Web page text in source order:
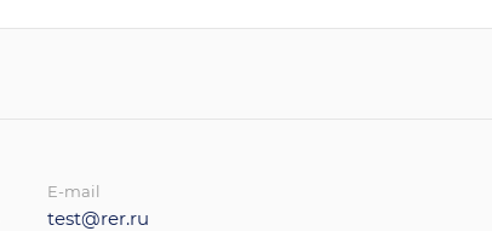
E-mail
test@rer.ru